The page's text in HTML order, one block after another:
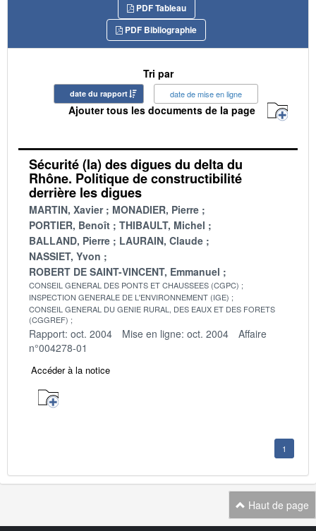
PDF Tableau
PDF Bibliographie
Tri par
date du rapport date de mise en ligne
Ajouter tous les documents de la page
Sécurité (la) des digues du delta du
Rhône. Politique de constructibilité
derrière les digues
MARTIN, Xavier
MONADIER, Pierre
PORTIER, Benoît
THIBAULT, Michel
BALLAND, Pierre
LAURAIN, Claude
NASSIET, Yvon
ROBERT DE SAINT-VINCENT, Emmanuel
CONSEIL GENERAL DES PONTS ET CHAUSSEES (CGPC)
INSPECTION GENERALE DE L'ENVIRONNEMENT (IGE)
CONSEIL GENERAL DU GENIE RURAL, DES EAUX ET DES FORETS
(CGGREF)
Rapport: oct. 2004 Mise en ligne: oct. 2004
Affaire
n°004278-01
Accéder à la notice
1
Haut de page